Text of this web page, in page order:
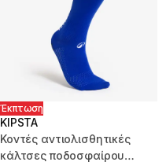
Έκπτωση
KIPSTA
Κοντές αντιολισθητικές
κάλτσες ποδοσφαίρου